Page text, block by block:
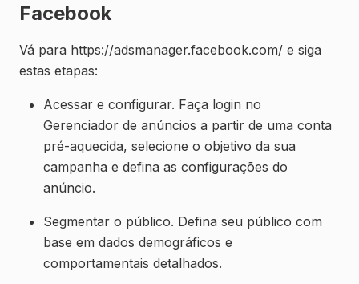
Facebook
Vá para https://adsmanager.facebook.com/ e siga
estas etapas:
Acessar e configurar. Faça login no
Gerenciador de anúncios a partir de uma conta
pré-aquecida, selecione o objetivo da sua
campanha e defina as configurações do
anúncio.
Segmentar o público. Defina seu público com
base em dados demográficos e
comportamentais detalhados.